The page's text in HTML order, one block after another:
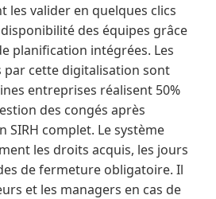
les valider en quelques clics
des équipes grâce
planification intégrées. Les
par cette digitalisation sont
entreprises réalisent 50%
des congés après
SIRH complet. Le système
les droits acquis, les jours
de fermeture obligatoire. Il
et les managers en cas de